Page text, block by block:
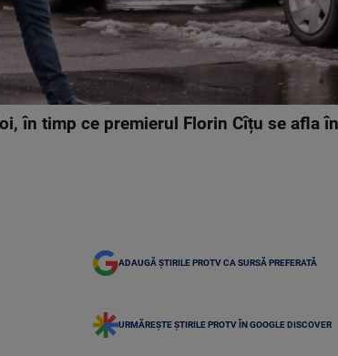
în timp ce premierul Florin Cîțu se afla
ADAUGĂ ȘTIRILE PROTV CA SURSĂ PREFERATĂ
URMĂREȘTE ȘTIRILE PROTV ÎN GOOGLE DISCOVER